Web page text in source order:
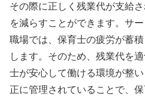
その際に正しく残業代が支給
を減らすことができます。サ
職場では、保育士の疲労が蓄
します。そのため、残業代を
士が安心して働ける環境が整
正に管理されていることで、